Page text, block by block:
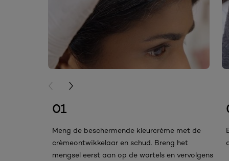
01
Meng de beschermende kleurcrème met de
crèmeontwikkelaar en schud. Breng het
mengsel eerst aan op de wortels en vervolgens
PREVIOUS CARD
NEXT CARD